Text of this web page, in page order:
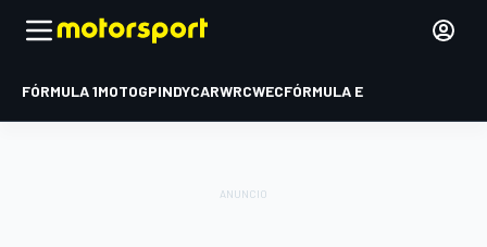
FÓRMULA 1MOTOGPINDYCARWRCWECFÓRMULA E